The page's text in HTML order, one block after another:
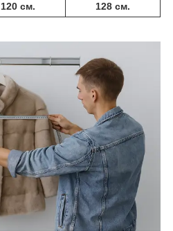
120 см. 128 см.